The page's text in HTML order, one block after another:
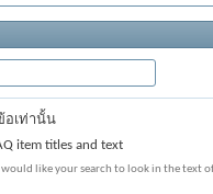
อเท่านั้น
item titles and text
like your search to look in the text of